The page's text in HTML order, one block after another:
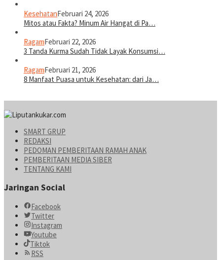
KesehatanFebruari 24, 2026
Mitos atau Fakta? Minum Air Hangat di Pa…
RagamFebruari 22, 2026
3 Tanda Kurma Sudah Tidak Layak Konsumsi…
RagamFebruari 21, 2026
8 Manfaat Puasa untuk Kesehatan: dari Ja…
SMART GRUP
REDAKSI
PEDOMAN PEMBERITAAN RAMAH ANAK
PEMBERITAAN MEDIA SIBER
TENTANG KAMI
Jaringan Social
Facebook
Twitter
Instagram
Youtube
Tiktok
RSS